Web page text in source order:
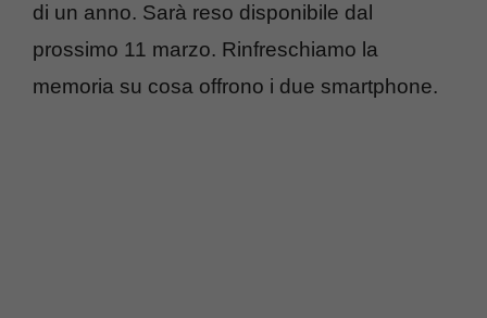
di un anno. Sarà reso disponibile dal
prossimo 11 marzo. Rinfreschiamo la
memoria su cosa offrono i due smartphone.